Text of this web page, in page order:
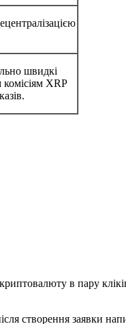
швидкі
комісіям XRP
в пару
створення заявки